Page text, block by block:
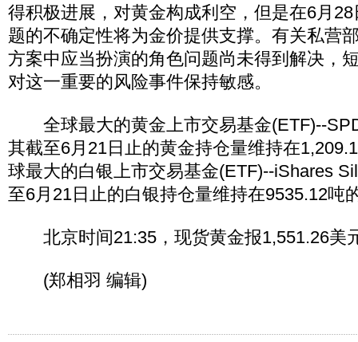
得积极进展，对黄金构成利空，但是在6月
题的不确定性将为金价提供支撑。有关私营
方案中应当扮演的角色问题尚未得到解决，
对这一重要的风险事件保持敏感。
全球最大的黄金上市交易基金(ETF)--
其截至6月21日止的黄金持仓量维持在
球最大的白银上市交易基金(ETF)--iShares
至6月21日止的白银持仓量维持在9535.12吨
北京时间21:35，现货黄金报1,551.26美
(郑相羽 编辑)